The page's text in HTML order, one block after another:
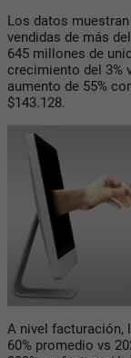
Los datos
vendidas de más
645 millones de
crecimiento del 3%
aumento de 55%
$143.128.
A nivel facturación,
60% promedio vs